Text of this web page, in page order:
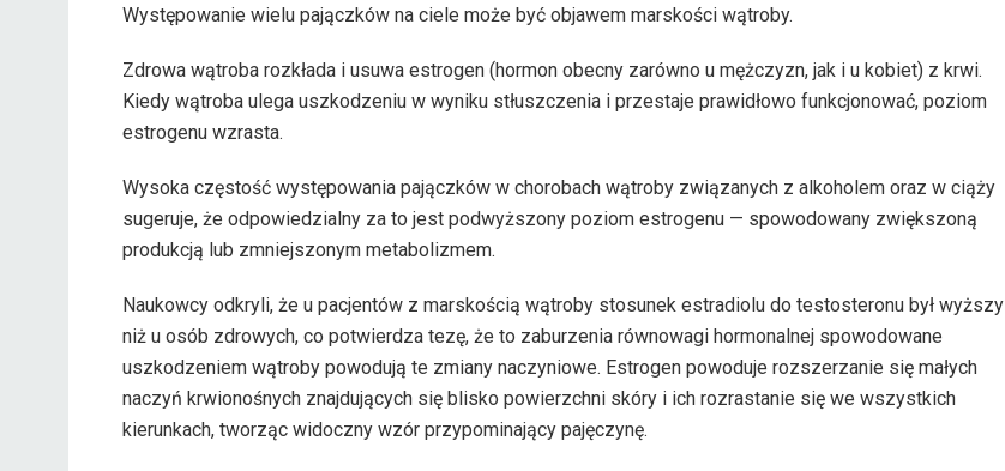
Występowanie wielu pajączków na ciele może być objawem marskości wątroby.
Zdrowa wątroba rozkłada i usuwa estrogen (hormon obecny zarówno u mężczyzn, jak i u kobiet) z krwi.
Kiedy wątroba ulega uszkodzeniu w wyniku stłuszczenia i przestaje prawidłowo funkcjonować, poziom
estrogenu wzrasta.
Wysoka częstość występowania pajączków w chorobach wątroby związanych z alkoholem oraz w ciąży
sugeruje, że odpowiedzialny za to jest podwyższony poziom estrogenu — spowodowany zwiększoną
produkcją lub zmniejszonym metabolizmem.
Naukowcy odkryli, że u pacjentów z marskością wątroby stosunek estradiolu do testosteronu był wyższy
niż u osób zdrowych, co potwierdza tezę, że to zaburzenia równowagi hormonalnej spowodowane
uszkodzeniem wątroby powodują te zmiany naczyniowe. Estrogen powoduje rozszerzanie się małych
naczyń krwionośnych znajdujących się blisko powierzchni skóry i ich rozrastanie się we wszystkich
kierunkach, tworząc widoczny wzór przypominający pajęczynę.